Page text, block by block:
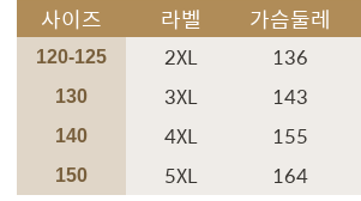
사이즈 라벨 가슴둘레
120-125 2XL 136
130 3XL 143
140 4XL 155
150 5XL 164